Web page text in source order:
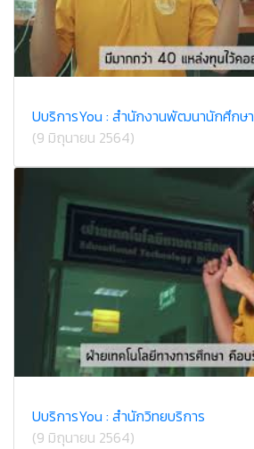
UบริการYou : สำนักงานพัฒนานักศึกษา
(9 มิถุนายน 2564)
U​บริการ​You : สำนักวิทยบริการ
(9 มิถุนายน 2564)